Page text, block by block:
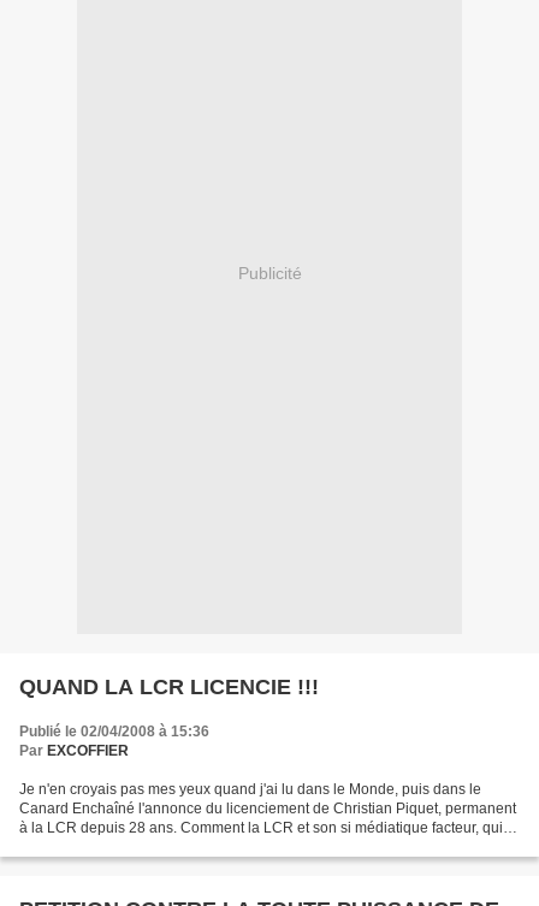
Publicité
QUAND LA LCR LICENCIE !!!
Publié le 02/04/2008 à 15:36
Par EXCOFFIER
Je n'en croyais pas mes yeux quand j'ai lu dans le Monde, puis dans le
Canard Enchaîné l'annonce du licenciement de Christian Piquet, permanent
à la LCR depuis 28 ans. Comment la LCR et son si médiatique facteur, qui